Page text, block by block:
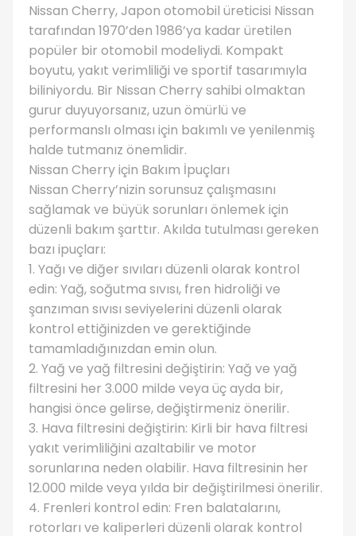
Nissan Cherry, Japon otomobil üreticisi Nissan
tarafından 1970’den 1986’ya kadar üretilen
popüler bir otomobil modeliydi. Kompakt
boyutu, yakıt verimliliği ve sportif tasarımıyla
biliniyordu. Bir Nissan Cherry sahibi olmaktan
gurur duyuyorsanız, uzun ömürlü ve
performanslı olması için bakımlı ve yenilenmiş
halde tutmanız önemlidir.
Nissan Cherry için Bakım İpuçları
Nissan Cherry’nizin sorunsuz çalışmasını
sağlamak ve büyük sorunları önlemek için
düzenli bakım şarttır. Akılda tutulması gereken
bazı ipuçları:
1. Yağı ve diğer sıvıları düzenli olarak kontrol
edin: Yağ, soğutma sıvısı, fren hidroliği ve
şanzıman sıvısı seviyelerini düzenli olarak
kontrol ettiğinizden ve gerektiğinde
tamamladığınızdan emin olun.
2. Yağ ve yağ filtresini değiştirin: Yağ ve yağ
filtresini her 3.000 milde veya üç ayda bir,
hangisi önce gelirse, değiştirmeniz önerilir.
3. Hava filtresini değiştirin: Kirli bir hava filtresi
yakıt verimliliğini azaltabilir ve motor
sorunlarına neden olabilir. Hava filtresinin her
12.000 milde veya yılda bir değiştirilmesi önerilir.
4. Frenleri kontrol edin: Fren balatalarını,
rotorları ve kaliperleri düzenli olarak kontrol